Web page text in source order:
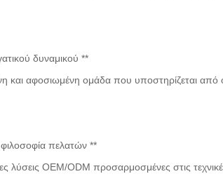
δυναμικού **
και αφοσιωμένη ομάδα που υποστηρίζεται
φιλοσοφία πελατών **
λύσεις OEM/ODM προσαρμοσμένες στις